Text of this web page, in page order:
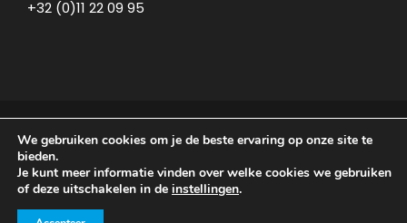
+32 (0)11 22 09 95
© COPYRIGHT 2021 | ALLE RECHTEN
VOORBEHOUDEN | WINTERSPORT MAGAZINE
HIGHLIFEPLUS IS EEN UITGAVE VAN
We gebruiken cookies om je de beste ervaring op onze site te
bieden.
Je kunt meer informatie vinden over welke cookies we gebruiken
of deze uitschakelen in de instellingen.